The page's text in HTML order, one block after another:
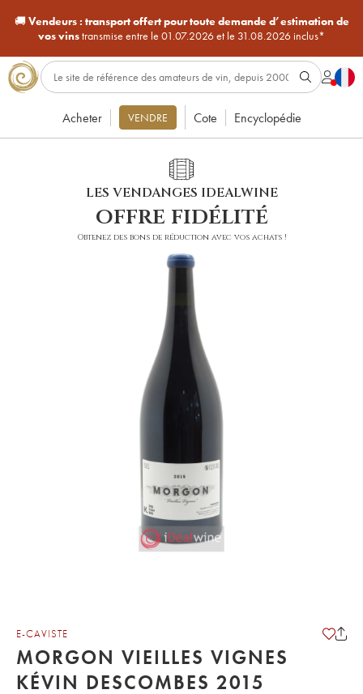
🚚Vendeurs : transport offert pour toute demande d’estimation de
vos vinstransmise entre le 01.07.2026 et le 31.08.2026 inclus*
Acheter VENDRE Cote Encyclopédie
LES VENDANGES IDEALWINE
offre fidélité
Obtenez des bons de réduction avec vos achats !
E-CAVISTE
MORGON VIEILLES VIGNES
KÉVIN DESCOMBES 2015